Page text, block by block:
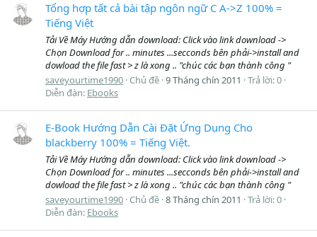
Tổng hợp tất cả bài tập ngôn ngữ C A->Z 100% =
Tiếng Việt
Tải Về Máy Hướng dẫn download: Click vào link download ->
Chọn Download for .. minutes ...secconds bên phải->install and
dowload the file fast > z là xong .. "chúc các bạn thành công "
saveyourtime1990 Chủ đề 9 Tháng chín 2011
Trả lời: 0
Diễn đàn: Ebooks
E-Book Hướng Dẫn Cài Đặt Ứng Dụng Cho
blackberry 100% = Tiếng Việt.
Tải Về Máy Hướng dẫn download: Click vào link download ->
Chọn Download for .. minutes ...secconds bên phải->install and
dowload the file fast > z là xong .. "chúc các bạn thành công "
saveyourtime1990 Chủ đề 8 Tháng chín 2011
Trả lời: 0
Diễn đàn: Ebooks